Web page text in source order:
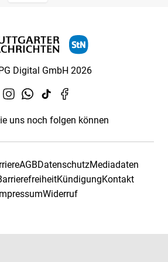
Digital GmbH 2026
uns noch folgen können
AGBDatenschutzMediadaten
KündigungKontakt
Widerruf